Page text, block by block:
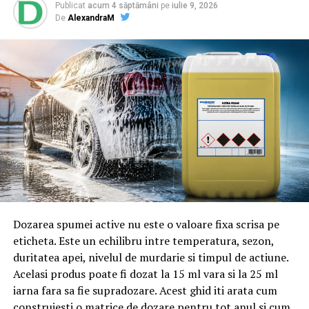
– Nicolae Constantin Haţeganu, fost ofiţer de securitate
şi fost preşedinte al Consiliului de Administraţie al
societăţii de asigurări Astra, a participat şi el la
fraudarea acesteia în favoarea lui Sorin Ovidiu Vântu.
– Florian Ioan, fost ofiţer de securitate, reactivat în
Serviciul de Protecţie şi Pază al Preşedinţiei în perioada
lui Emil Constantinescu, ajuns la gradul de colonel, a
trecut în rezervă în 1998 pe motive medicale şi s-a pus
la dispoziţia lui Sorin Ovidiu Vântu.
– Vlad Mărgineanu, fost ofiţer de securitate, fost şef al
secţiei SRI din Braşov, a devenit apoi fondator al Băncii
Române de Scont, falimentată deliberat în 2002, după
dispariţia din conturi a 17 milioane de dolari din
patrimoniul societăţii de asigurări Astra.
– Ogăşanu Dumitru, fost ofiţer de securitate cu gradul
Publicat acum 4 săptămâni pe iulie 9, 2026
De AlexandraM
Dozarea spumei active nu este o valoare fixa scrisa pe
eticheta. Este un echilibru intre temperatura, sezon,
duritatea apei, nivelul de murdarie si timpul de actiune.
Acelasi produs poate fi dozat la 15 ml vara si la 25 ml
iarna fara sa fie supradozare. Acest ghid iti arata cum